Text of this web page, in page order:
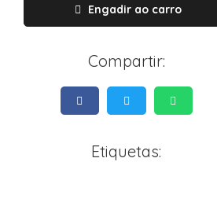
Engadir ao carro
Compartir:
Etiquetas: